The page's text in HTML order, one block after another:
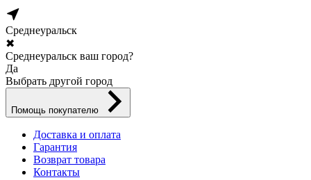
Среднеуральск
✖
Среднеуральск ваш город?
Да
Выбрать другой город
Помощь покупателю
Доставка и оплата
Гарантия
Возврат товара
Контакты